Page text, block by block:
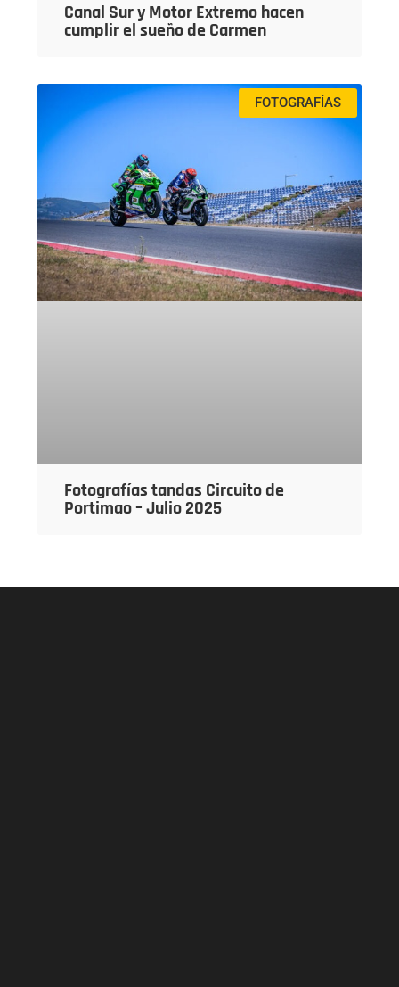
Canal Sur y Motor Extremo hacen
cumplir el sueño de Carmen
FOTOGRAFÍAS
Fotografías tandas Circuito de
Portimao – Julio 2025